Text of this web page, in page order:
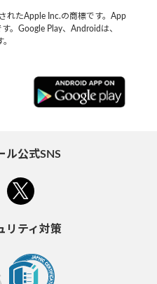
れたApple Inc.の商標です。App
。Google Play、Androidは、
ル公式SNS
リティ対策